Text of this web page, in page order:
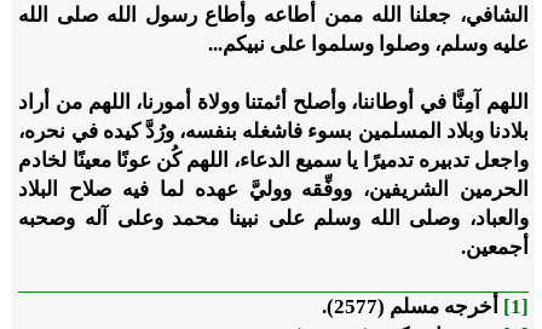
الشافي، جعلنا الله ممن أطاعه وأطاع رسول الله صلى الله
عليه وسلم، وصلوا وسلموا على نبيكم...
اللهم آمِنَّا في أوطاننا، وأصلح أئمتنا وولاة أمورنا، اللهم من أراد
بلادنا وبلاد المسلمين بسوء فاشغله بنفسه، ورُدَّ كيده في نحره،
واجعل تدبيره تدميرًا يا سميع الدعاء، اللهم كُن عونًا معينًا لخادم
الحرمين الشريفين، ووفِّقه ووليَّ عهده لما فيه صلاح البلاد
والعباد، وصلى الله وسلم على نبينا محمد وعلى آله وصحبه
أجمعين.
[1]
أخرجه مسلم (2577).